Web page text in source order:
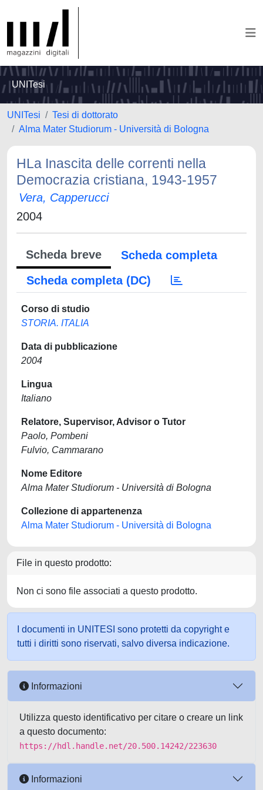
UNITesi
UNITesi
Tesi di dottorato
Alma Mater Studiorum - Università di Bologna
HLa Inascita delle correnti nella
Democrazia cristiana, 1943-1957
Vera, Capperucci
2004
Scheda breve
Scheda completa
Scheda completa (DC)
Corso di studio
STORIA. ITALIA
Data di pubblicazione
2004
Lingua
Italiano
Relatore, Supervisor, Advisor o Tutor
Paolo, Pombeni
Fulvio, Cammarano
Nome Editore
Alma Mater Studiorum - Università di Bologna
Collezione di appartenenza
Alma Mater Studiorum - Università di Bologna
File in questo prodotto:
Non ci sono file associati a questo prodotto.
I documenti in UNITESI sono protetti da copyright e
tutti i diritti sono riservati, salvo diversa indicazione.
Informazioni
Utilizza questo identificativo per citare o creare un link
a questo documento:
https://hdl.handle.net/20.500.14242/223630
Informazioni